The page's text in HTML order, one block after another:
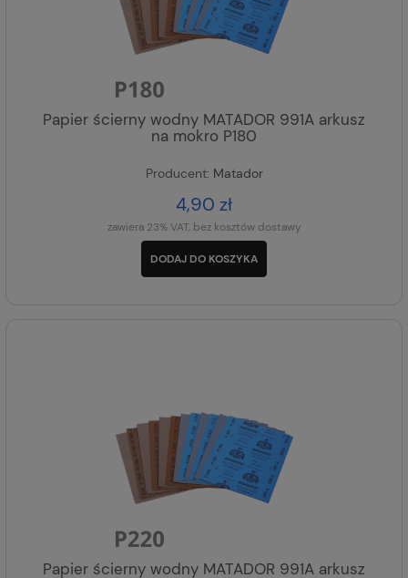
Papier ścierny wodny MATADOR 991A arkusz
na mokro P180
Producent: Matador
4,90 zł
zawiera 23% VAT, bez kosztów dostawy
DODAJ DO KOSZYKA
Papier ścierny wodny MATADOR 991A arkusz